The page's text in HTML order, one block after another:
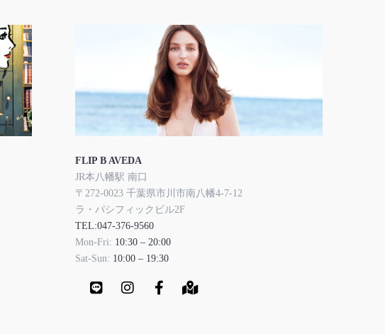
FLIP B AVEDA
JR本八幡駅 南口
〒272-0023 千葉県市川市南八幡4-7-12
ラ・パシフィックビル2F
TEL:047-376-9560
Mon-Fri: 10:30 – 20:00
Sat-Sun: 10:00 – 19:30